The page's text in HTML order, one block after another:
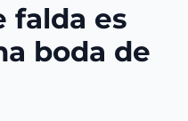
falda es
boda de